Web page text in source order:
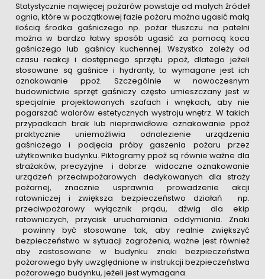
Statystycznie najwięcej pożarów powstaje od małych źródeł
ognia, które w początkowej fazie pożaru można ugasić małą
ilością środka gaśniczego np. pożar tłuszczu na patelni
można w bardzo łatwy sposób ugasić za pomocą koca
gaśniczego lub gaśnicy kuchennej. Wszystko zależy od
czasu reakcji i dostępnego sprzętu ppoż, dlatego jeżeli
stosowane są gaśnice i hydranty, to wymagane jest ich
oznakowanie ppoż. Szczególnie w nowoczesnym
budownictwie sprzęt gaśniczy często umieszczany jest w
specjalnie projektowanych szafach i wnękach, aby nie
pogarszać walorów estetycznych wystroju wnętrz. W takich
przypadkach brak lub nieprawidłowe oznakowanie ppoż
praktycznie uniemożliwia odnalezienie urządzenia
gaśniczego i podjęcia próby gaszenia pożaru przez
użytkownika budynku. Piktogramy ppoż są równie ważne dla
strażaków, precyzyjne i dobrze widoczne oznakowanie
urządzeń przeciwpożarowych dedykowanych dla straży
pożarnej, znacznie usprawnia prowadzenie akcji
ratowniczej i zwiększa bezpieczeństwo działań np.
przeciwpożarowy wyłącznik prądu, dźwig dla ekip
ratowniczych, przycisk uruchamiania oddymiania. Znaki
powinny być stosowane tak, aby realnie zwiększyć
bezpieczeństwo w sytuacji zagrożenia, ważne jest również
aby zastosowane w budynku znaki bezpieczeństwa
pożarowego były uwzględnione w instrukcji bezpieczeństwa
pożarowego budynku, jeżeli jest wymagana.